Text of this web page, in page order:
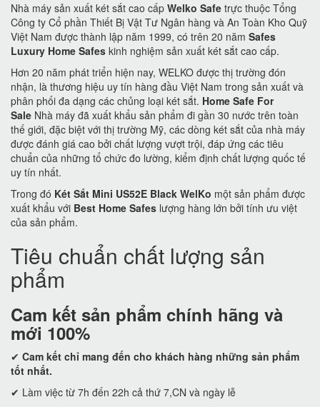
Nhà máy sản xuất két sắt cao cấp Welko Safe trực thuộc Tổng
Công ty Cổ phần Thiết Bị Vật Tư Ngân hàng và An Toàn Kho Quỹ
Việt Nam được thành lập năm 1999, có trên 20 năm Safes
Luxury Home Safes kinh nghiệm sản xuất két sắt cao cấp.
Hơn 20 năm phát triển hiện nay, WELKO được thị trường đón
nhận, là thương hiệu uy tín hàng đầu Việt Nam trong sản xuất và
phân phối đa dạng các chủng loại két sắt. Home Safe For
Sale Nhà máy đã xuất khẩu sản phẩm đi gần 30 nước trên toàn
thế giới, đặc biệt với thị trường Mỹ, các dòng két sắt của nhà máy
được đánh giá cao bởi chất lượng vượt trội, đáp ứng các tiêu
chuẩn của những tổ chức đo lường, kiểm định chất lượng quốc tế
uy tín nhất.
Trong đó Két Sắt Mini US52E Black WelKo một sản phẩm được
xuất khẩu với Best Home Safes lượng hàng lớn bởi tính ưu việt
của sản phẩm.
Tiêu chuẩn chất lượng sản
phẩm
Cam kết sản phẩm chính hãng và
mới 100%
✔ Cam kết chỉ mang đến cho khách hàng những sản phẩm
tốt nhất.
✔ Làm việc từ 7h đến 22h cả thứ 7,CN và ngày lễ